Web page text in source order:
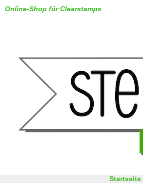
Online-Shop für Clearstamps
Startseite